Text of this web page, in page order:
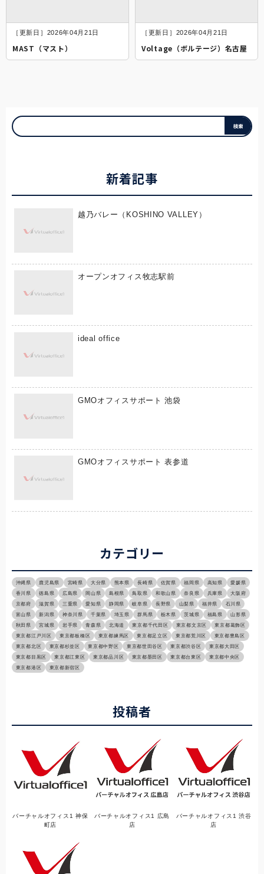
［更新日］2026年04月21日
MAST（マスト）
［更新日］2026年04月21日
Voltage（ボルテージ）名古屋
新着記事
越乃バレー（KOSHINO VALLEY）
オープンオフィス牧志駅前
ideal office
GMOオフィスサポート 池袋
GMOオフィスサポート 表参道
カテゴリー
沖縄県 鹿児島県 宮崎県 大分県 熊本県 長崎県 佐賀県 福岡県 高知県
愛媛県
香川県
徳島県 広島県 岡山県 島根県 鳥取県 和歌山県 奈良県 兵庫県
大阪府
京都府
滋賀県 三重県 愛知県 静岡県 岐阜県 長野県 山梨県 福井県
石川県
富山県
新潟県 神奈川県 千葉県 埼玉県 群馬県 栃木県 茨城県 福島県
山形県
秋田県
宮城県 岩手県 青森県 北海道 東京都千代田区 東京都文京区
東京都葛飾区
東京都江戸川区
東京都板橋区 東京都練馬区 東京都足立区 東京都荒川区
東京都豊島区
東京都北区
東京都杉並区 東京都中野区 東京都世田谷区 東京都渋谷区
東京都大田区
東京都目黒区
東京都江東区 東京都品川区 東京都墨田区 東京都台東区
東京都中央区
東京都港区
東京都新宿区
投稿者
バーチャルオフィス1 神保
町店
バーチャルオフィス1 広島
店
バーチャルオフィス1 渋谷
店